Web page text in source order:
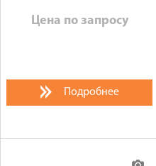
Цена по запросу
Подробнее